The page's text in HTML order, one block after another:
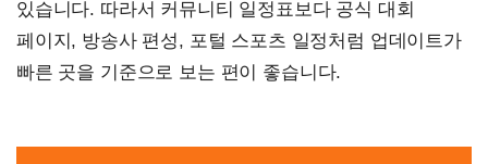
있습니다. 따라서 커뮤니티 일정표보다 공식 대회
페이지, 방송사 편성, 포털 스포츠 일정처럼 업데이트가
빠른 곳을 기준으로 보는 편이 좋습니다.